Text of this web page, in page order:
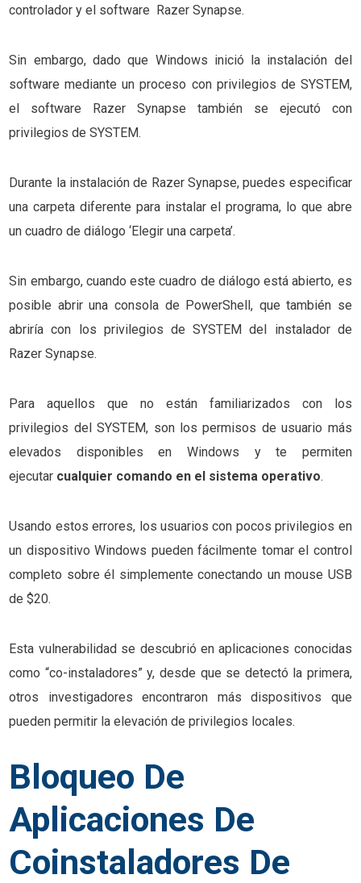
controlador y el software Razer Synapse.
Sin embargo, dado que Windows inició la instalación del
software mediante un proceso con privilegios de SYSTEM,
el software Razer Synapse también se ejecutó con
privilegios de SYSTEM.
Durante la instalación de Razer Synapse, puedes especificar
una carpeta diferente para instalar el programa, lo que abre
un cuadro de diálogo ‘Elegir una carpeta’.
Sin embargo, cuando este cuadro de diálogo está abierto, es
posible abrir una consola de PowerShell, que también se
abriría con los privilegios de SYSTEM del instalador de
Razer Synapse.
Para aquellos que no están familiarizados con los
privilegios del SYSTEM, son los permisos de usuario más
elevados disponibles en Windows y te permiten
ejecutar cualquier comando en el sistema operativo.
Usando estos errores, los usuarios con pocos privilegios en
un dispositivo Windows pueden fácilmente tomar el control
completo sobre él simplemente conectando un mouse USB
de $20.
Esta vulnerabilidad se descubrió en aplicaciones conocidas
como “co-instaladores” y, desde que se detectó la primera,
otros investigadores encontraron más dispositivos que
pueden permitir la elevación de privilegios locales.
Bloqueo De
Aplicaciones De
Coinstaladores De